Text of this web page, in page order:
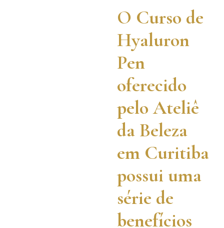
O Curso de
Hyaluron
Pen
oferecido
pelo Ateliê
da Beleza
em Curitiba
possui uma
série de
benefícios